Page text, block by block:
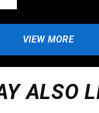
VIEW MORE
ALSO